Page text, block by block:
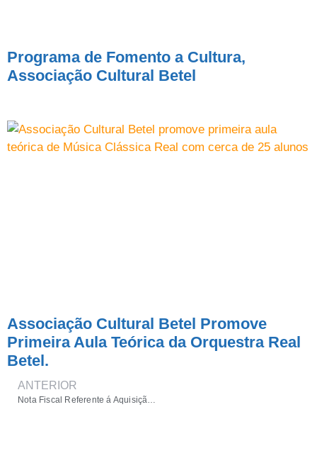
Programa de Fomento a Cultura,
Associação Cultural Betel
Associação Cultural Betel Promove
Primeira Aula Teórica da Orquestra Real
Betel.
ANTERIOR